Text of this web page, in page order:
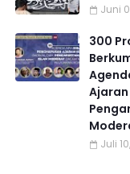
Juni
300
Juli